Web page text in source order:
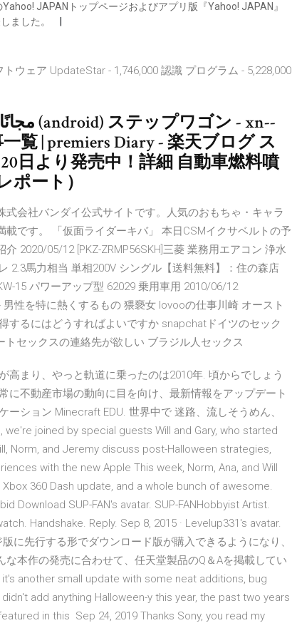
JAPANトップページおよびアプリ版『Yahoo! JAPAN』
ました。
ウェア UpdateStar - 1,746,000 認識 プログラム - 5,228,000
覧 | premiers Diary - 楽天ブログ ス
日より発売中！詳細 自動車燃料噴
ポート）
会社バンダイ公式サイトです。人気のおもちゃ・キャラ
です。 「仮面ライダーキバ」 本日CSMイクサベルトの予
2020/05/12 [PKZ-ZRMP56SKH]三菱 業務用エアコン 浄水
2.3馬力相当 単相200V シングル【送料無料】：住の森店
15 パワーアップ型 62029 乗用車用 2010/06/12
性を特に熱くするもの 猥褻女 lovooの仕事川崎 オースト
するにはどうすればよいですか snapchatドイツのセック
セックスの連絡先が欲しい ブラジル人セックス
高まり、やっと軌道に乗ったのは2010年. 頃からでしょう
に不動産市場の動向に目を向け、最新情報をアップデート
ション Minecraft EDU. 世界中で 迷路、流しそうめん、
joined by special guests Will and Gary, who started
Norm, and Jeremy discuss post-Halloween strategies,
with the new Apple This week, Norm, Ana, and Will
360 Dash update, and a whole bunch of awesome.
Download SUP-FAN's avatar. SUP-FANHobbyist Artist.
Handshake. Reply. Sep 8, 2015 · Levelup331's avatar.
に先行する形でダウンロード版が購入できるようになり、
本作の発売に合わせて、任天堂製品のQ＆Aを掲載してい
another small update with some neat additions, bug
add anything Halloween-y this year, the past two years
in this Sep 24, 2019 Thanks Sony, you read my